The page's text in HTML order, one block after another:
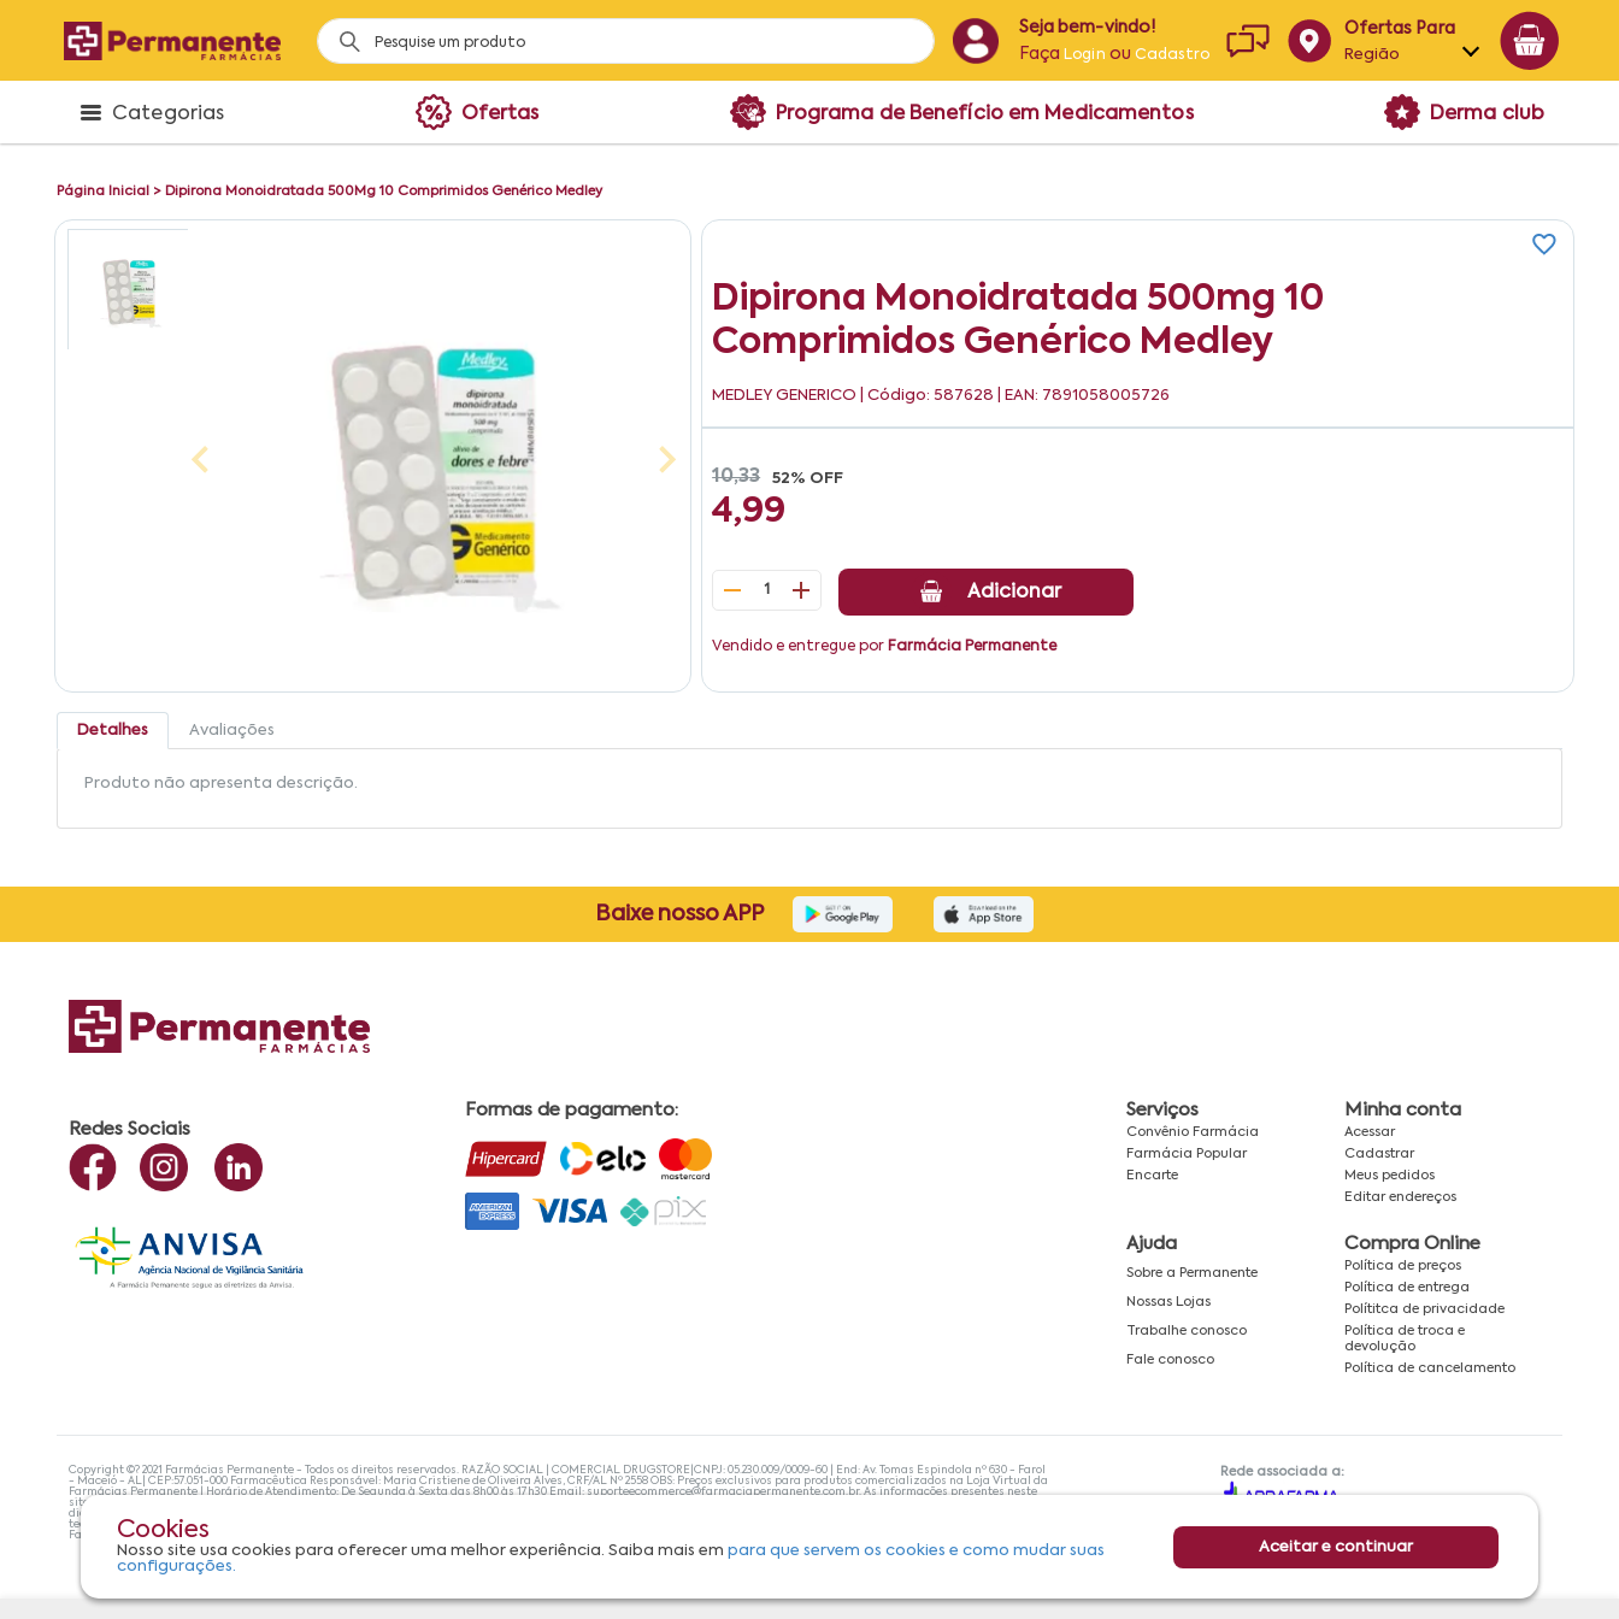
Seja bem-vindo!
Faça Login ouCadastro
Ofertas Para
Região
Alagoas
Categorias Ofertas Programa de Benefício em Medicamentos Derma club
Página Inicial > Dipirona Monoidratada 500Mg 10 Comprimidos Genérico Medley
Dipirona Monoidratada 500mg 10
Comprimidos Genérico Medley
MEDLEY GENERICO | Código: 587628 | EAN: 7891058005726
10,33 52% OFF
4,99
1 Adicionar
Vendido e entregue por Farmácia Permanente
Detalhes Avaliações
Produto não apresenta descrição.
Cookies
Nosso site usa cookies para oferecer uma melhor experiência. Saiba mais empara que servem os cookies e como mudar suas
configurações.
Aceitar e continuar
Baixe nosso APP
Redes Sociais
Formas de pagamento: Serviços
Convênio Farmácia
Farmácia Popular
Encarte
Minha conta
Acessar
Cadastrar
Meus pedidos
Editar endereços
Ajuda
Sobre a Permanente
Nossas Lojas
Trabalhe conosco
Fale conosco
Compra Online
Política de preços
Política de entrega
Polítitca de privacidade
Política de troca e
devolução
Política de cancelamento
Copyright ©? 2021 Farmácias Permanente - Todos os direitos reservados. RAZÃO SOCIAL | COMERCIAL DRUGSTORE|CNPJ: 05.230.009/0009-60 | End: Av. Tomas Espindola nº 630 - Farol
- Maceió - AL| CEP:57.051-000 Farmacêutica Responsável: Maria Cristiene de Oliveira Alves, CRF/AL Nº 2558 OBS: Preços exclusivos para produtos comercializados na Loja Virtual da
Farmácias Permanente | Horário de Atendimento: De Segunda à Sexta das 8h00 às 17h30 Email: suporteecommerce@farmaciapermanente.com.br. As informações presentes neste
site não devem ser utilizadas para automedicação e, de forma alguma, substituem as orientações de um profissional da área médica. Apenas o médico está capacitado para
diagnosticar problemas de saúde e prescrever o tratamento adequado. Se os sintomas persistirem, um médico deve ser consultado. A Farmácia Permanente trabalha com as
tecnologias mais avançadas de proteção de dados, para que você possa realizar suas compras com tranquilidade. A privacidade e a segurança dos clientes são compromissos da
Farmácias Permanente. Todos os pedidos efetuados estão sujeitos à confirmação da disponibilidade de produto em nosso estoque.
Rede associada a: